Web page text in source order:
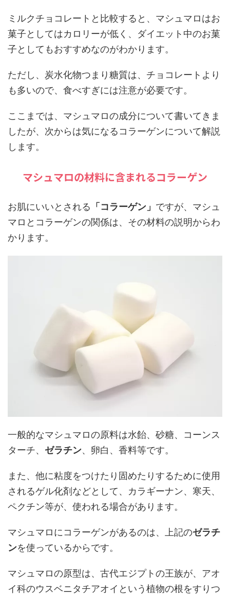
ミルクチョコレートと比較すると、マシュマロはお
菓子としてはカロリーが低く、ダイエット中のお菓
子としてもおすすめなのがわかります。
ただし、炭水化物つまり糖質は、チョコレートより
も多いので、食べすぎには注意が必要です。
ここまでは、マシュマロの成分について書いてきま
したが、次からは気になるコラーゲンについて解説
します。
マシュマロの材料に含まれるコラーゲン
お肌にいいとされる 「コラーゲン」 ですが、マシュ
マロとコラーゲンの関係は、その材料の説明からわ
かります。
一般的なマシュマロの原料は水飴、砂糖、コーンス
ターチ、 ゼラチン、卵白、香料等です。
また、他に粘度をつけたり固めたりするために使用
されるゲル化剤などとして、カラギーナン、寒天、
ペクチン等が、使われる場合があります。
マシュマロにコラーゲンがあるのは、上記のゼラチ
ンを使っているからです。
マシュマロの原型は、古代エジプトの王族が、アオ
イ科のウスベニタチアオイという植物の根をすりつ